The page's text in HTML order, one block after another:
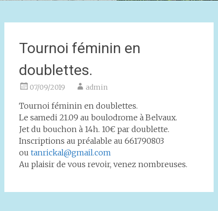
Tournoi féminin en
doublettes.
07/09/2019 admin
Tournoi féminin en doublettes.
Le samedi 21.09 au boulodrome à Belvaux.
Jet du bouchon à 14h. 10€ par doublette.
Inscriptions au préalable au 661790803
ou tanrickal@gmail.com
Au plaisir de vous revoir, venez nombreuses.